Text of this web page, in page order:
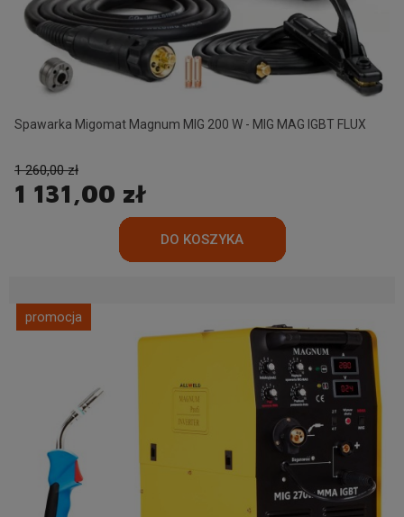
Spawarka Migomat Magnum MIG 200 W - MIG MAG IGBT FLUX
1 131,00 zł
1 260,00 zł
promocja